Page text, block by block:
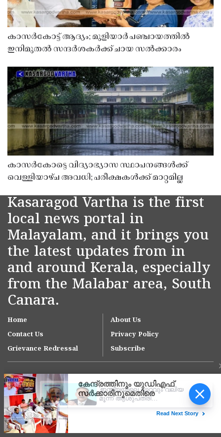
കാസർകോട്ട് ആദ്യം; മുളിയാർ പഞ്ചായത്തിൽ
ഇനിമുതൽ സന്ദർശകർക്ക് ചായ സൽക്കാരം
കാസർകോട്ടെ വിദ്യാഭ്യാസ സ്ഥാപനങ്ങൾക്ക്
വെള്ളിയാഴ്ച അവധി; പരീക്ഷകൾക്ക് മാറ്റമില്ല
Kasaragod Vartha is the first
local news portal in
Malayalam, and it brings you
the latest updates from in
and around Kerala, especially
from the Malabar area, South
Canara.
Home
About Us
Contact Us
Privacy Policy
Grievance Redressal
Subscribe
Copyright © 2007-
'ഇന്ത്യയിലെ ഏറ്റവും വലിയ
മൂന്ന് ആശുപത്രി
ആസ്റ്റർ ഡിഎം ക്വാളിറ്റി
ആശുപത്രിക്ക് സുപ്രധാന